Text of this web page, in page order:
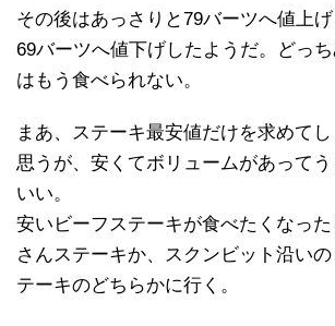
その後はあっさりと79バーツへ値上
69バーツへ値下げしたようだ。どっ
はもう食べられない。
まあ、ステーキ最安値だけを求めて
思うが、安くてボリュームがあって
いい。
安いビーフステーキが食べたくなっ
さんステーキか、スクンビット沿い
テーキのどちらかに行く。